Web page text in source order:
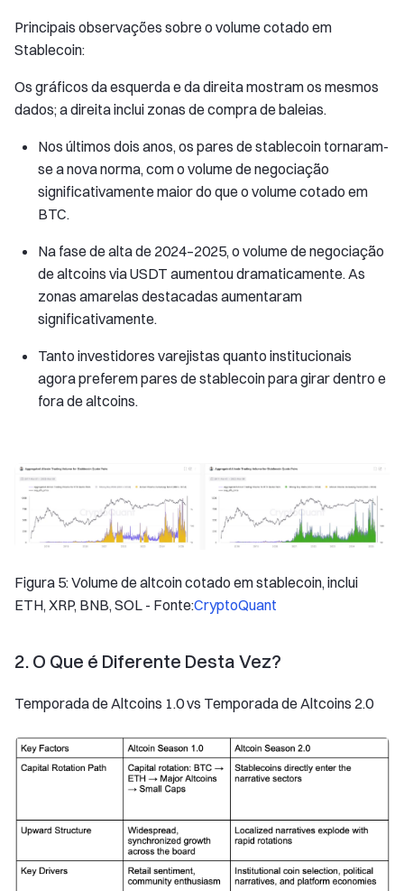
Principais observações sobre o volume cotado em
Stablecoin:
Os gráficos da esquerda e da direita mostram os mesmos
dados; a direita inclui zonas de compra de baleias.
Nos últimos dois anos, os pares de stablecoin tornaram-
se a nova norma, com o volume de negociação
significativamente maior do que o volume cotado em
BTC.
Na fase de alta de 2024–2025, o volume de negociação
de altcoins via USDT aumentou dramaticamente. As
zonas amarelas destacadas aumentaram
significativamente.
Tanto investidores varejistas quanto institucionais
agora preferem pares de stablecoin para girar dentro e
fora de altcoins.
Figura 5: Volume de altcoin cotado em stablecoin, inclui
ETH, XRP, BNB, SOL - Fonte:CryptoQuant
2. O Que é Diferente Desta Vez?
Temporada de Altcoins 1.0 vs Temporada de Altcoins 2.0